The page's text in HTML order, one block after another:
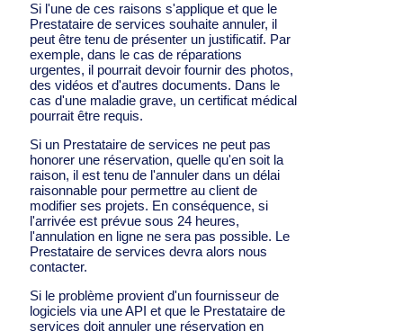
Si l'une de ces raisons s'applique et que le
Prestataire de services souhaite annuler, il
peut être tenu de présenter un justificatif. Par
exemple, dans le cas de réparations
urgentes, il pourrait devoir fournir des photos,
des vidéos et d'autres documents. Dans le
cas d'une maladie grave, un certificat médical
pourrait être requis.
Si un Prestataire de services ne peut pas
honorer une réservation, quelle qu'en soit la
raison, il est tenu de l'annuler dans un délai
raisonnable pour permettre au client de
modifier ses projets. En conséquence, si
l'arrivée est prévue sous 24 heures,
l'annulation en ligne ne sera pas possible. Le
Prestataire de services devra alors nous
contacter.
Si le problème provient d'un fournisseur de
logiciels via une API et que le Prestataire de
services doit annuler une réservation en